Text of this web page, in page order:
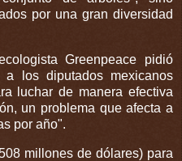
por una gran diversidad
Greenpeace pidió
los diputados mexicanos
luchar de manera efectiva
un problema que afecta a
por año".
millones de dólares) para